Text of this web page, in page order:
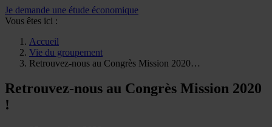
Je demande une étude économique
Vous êtes ici :
Accueil
Vie du groupement
Retrouvez-nous au Congrès Mission 2020…
Retrouvez-nous au Congrès Mission 2020
!